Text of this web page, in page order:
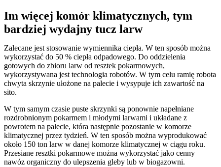
Im więcej komór klimatycznych, tym
bardziej wydajny tucz larw
Zalecane jest stosowanie wymiennika ciepła. W ten sposób można
wykorzystać do 50 % ciepła odpadowego. Do oddzielenia
gotowych do zbioru larw od resztek pokarmowych,
wykorzystywana jest technologia robotów. W tym celu ramię robota
chwyta skrzynie ułożone na palecie i wysypuje ich zawartość na
sito.
W tym samym czasie puste skrzynki są ponownie napełniane
rozdrobnionym pokarmem i młodymi larwami i układane z
powrotem na palecie, która następnie pozostanie w komorze
klimatycznej przez tydzień. W ten sposób można wyprodukować
około 150 ton larw w danej komorze klimatycznej w ciągu roku.
Przesiane resztki pokarmowe można wykorzystać jako cenny
nawóz organiczny do ulepszenia gleby lub w biogazowni.